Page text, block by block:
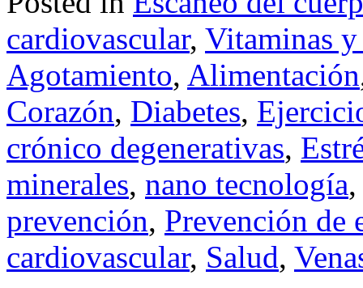
cardiovascular, Vitaminas
Agotamiento, Alimentación
Corazón, Diabetes,
crónico degenerativas,
minerales, nano tecnología
prevención, Prevención de
cardiovascular, Salud,